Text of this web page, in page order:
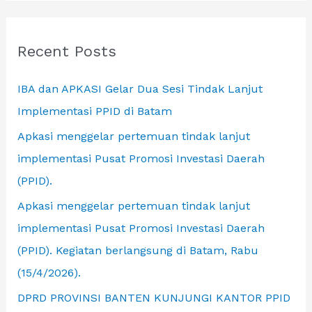
APKASI
c
f
o
r
:
Recent Posts
IBA dan APKASI Gelar Dua Sesi Tindak Lanjut
Implementasi PPID di Batam
Apkasi menggelar pertemuan tindak lanjut
implementasi Pusat Promosi Investasi Daerah
(PPID).
Apkasi menggelar pertemuan tindak lanjut
implementasi Pusat Promosi Investasi Daerah
(PPID). Kegiatan berlangsung di Batam, Rabu
(15/4/2026).
DPRD PROVINSI BANTEN KUNJUNGI KANTOR PPID